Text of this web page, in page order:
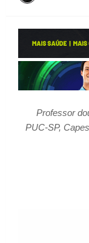
Professor
PUC-SP,